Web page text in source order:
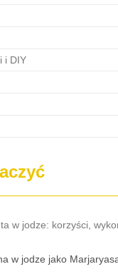
i DIY
w jodze: korzyści,
w jodze jako